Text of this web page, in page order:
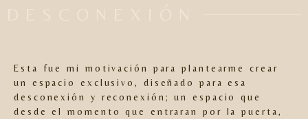
Esta fue mi motivación para plantearme crear
un espacio exclusivo , diseñado para esa
desconexión y reconexión; un espacio que
desde el momento que entraran por la puerta,